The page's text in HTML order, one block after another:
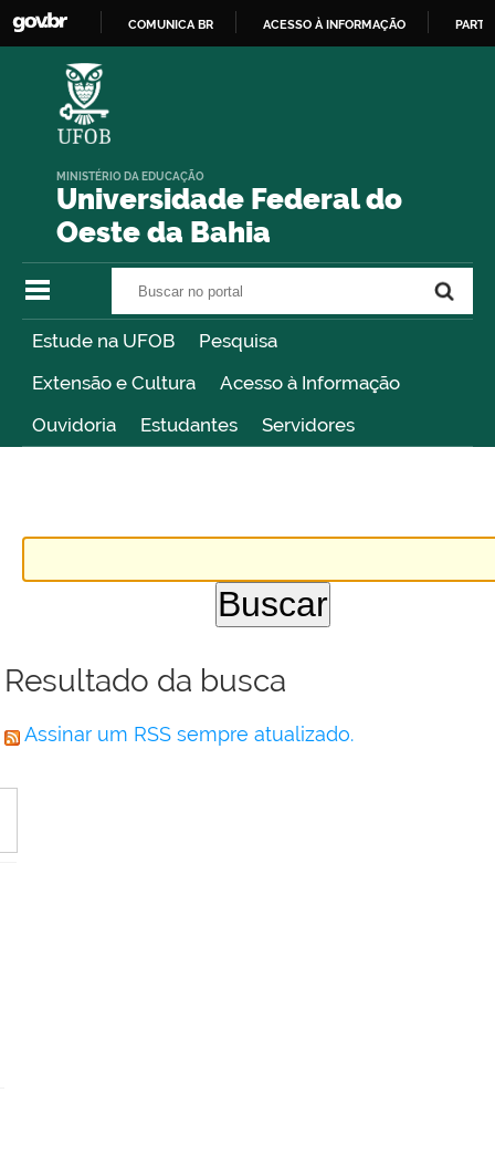
COMUNICA BR ACESSO À INFORMAÇÃO
Universidade Federal do
Oeste da Bahia
MINISTÉRIO DA EDUCAÇÃO
Estude na UFOB
Pesquisa
Extensão e Cultura
Acesso à Informação
Ouvidoria
Estudantes Servidores
Resultado da busca
Assinar um RSS sempre atualizado.